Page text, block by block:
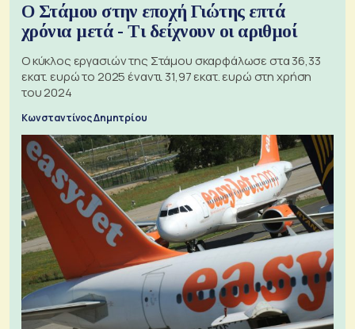
Ο Στάμου στην εποχή Γιώτης επτά
χρόνια μετά - Τι δείχνουν οι αριθμοί
Ο κύκλος εργασιών της Στάμου σκαρφάλωσε στα 36,33
εκατ. ευρώ το 2025 έναντι 31,97 εκατ. ευρώ στη χρήση
του 2024
Κωνσταντίνος Δημητρίου